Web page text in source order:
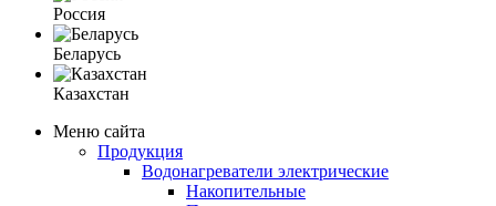
Россия
Беларусь
Казахстан
Меню сайта
Продукция
Водонагреватели электрические
Накопительные